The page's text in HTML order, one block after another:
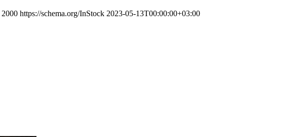
2000 https://schema.org/InStock 2023-05-13T00:00:00+03:00